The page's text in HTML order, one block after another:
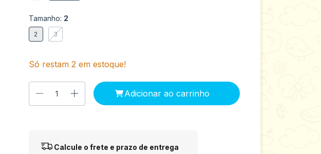
Tamanho: 2
2 3
Só restam 2em estoque!
Entregas para o CEP: Alterar CEP
Calcule o frete e prazo de entrega